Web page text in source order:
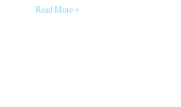
Read More »